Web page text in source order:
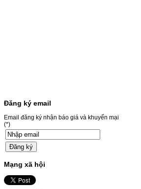
(Đen) SỬ DỤNG CHO MÁY IN:– Brother
HL-3040CN/MFC-9120CN– Mặt hàng
thường xuyên thay…
Giá : 499.000VND
Chọn mua
MỰC NẠP MÀU 119A CHO
DÒNG MÁY HP COLOR
LASER 150A/178NW
Đăng ký email
Email đăng ký nhận báo giá và khuyến mại
(*)
Mạng xã hội